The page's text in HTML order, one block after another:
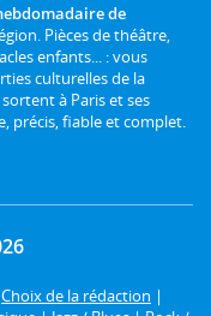
de
Pièces de théâtre,
enfants... : vous
culturelles de la
à Paris et ses
précis, fiable et complet.
Choix de la rédaction |